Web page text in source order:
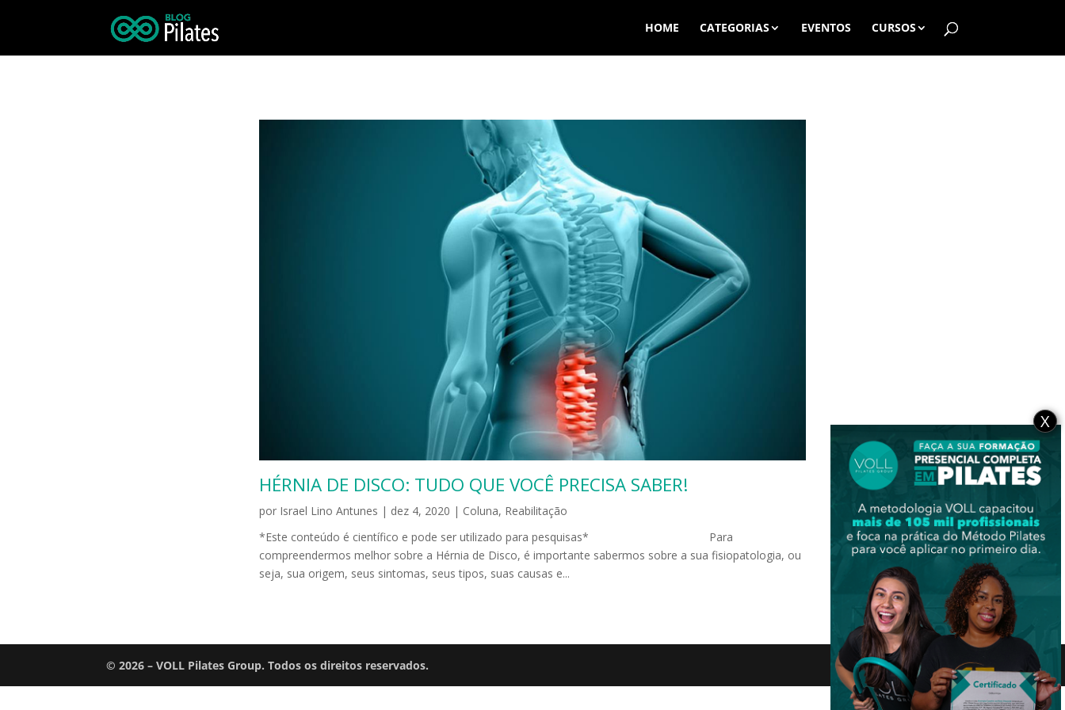
HOME CATEGORIAS EVENTOS CURSOS
HÉRNIA DE DISCO: TUDO QUE VOCÊ PRECISA SABER!
por Israel Lino Antunes | dez 4, 2020 | Coluna, Reabilitação
*Este conteúdo é científico e pode ser utilizado para pesquisas* Para
compreendermos melhor sobre a Hérnia de Disco, é importante sabermos sobre a sua fisiopatologia, ou
seja, sua origem, seus sintomas, seus tipos, suas causas e...
© 2026 – VOLL Pilates Group. Todos os direitos reservados.
X